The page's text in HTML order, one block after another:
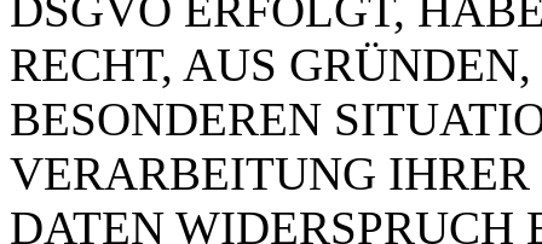
RECHT, AUS
BESONDEREN
VERARBEITUNG IHRER
DATEN WIDERSPRUCH